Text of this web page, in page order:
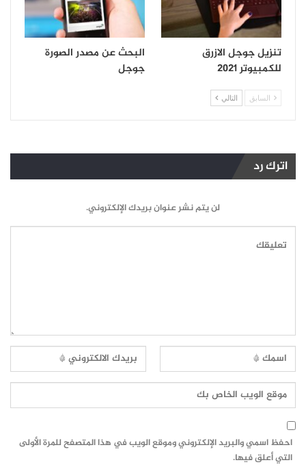
تنزيل جوجل الازرق
للكمبيوتر 2021
البحث عن مصدر الصورة
جوجل
السابق التالي
اترك رد
لن يتم نشر عنوان بريدك الإلكتروني.
احفظ اسمي والبريد الإلكتروني وموقع الويب في هذا المتصفح للمرة الأولى
التي أعلق فيها.